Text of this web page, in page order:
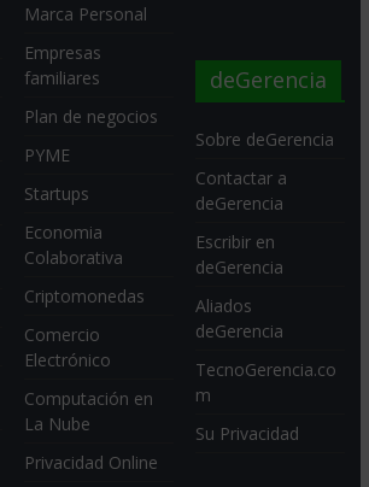
Marca Personal
Empresas
familiares
Plan de negocios
PYME
Startups
Economia
Colaborativa
Criptomonedas
Comercio
Electrónico
Computación en
La Nube
Privacidad Online
deGerencia
Sobre deGerencia
Contactar a
deGerencia
Escribir en
deGerencia
Aliados
deGerencia
TecnoGerencia.co
m
Su Privacidad